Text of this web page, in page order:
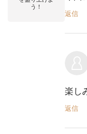
う！
返信
楽し
返信